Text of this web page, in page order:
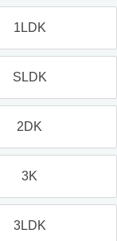
1LDK
SLDK
2DK
3K
3LDK